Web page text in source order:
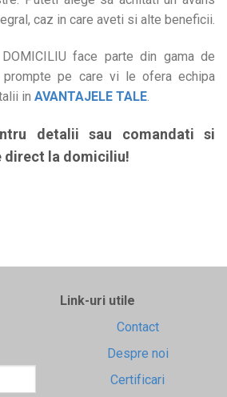
caz in care aveti si alte beneficii.
face parte din gama de
pe care vi le ofera echipa
in AVANTAJELE TALE.
detalii sau comandati si
direct la domiciliu!
Link-uri utile
Contact
Despre noi
Certificari